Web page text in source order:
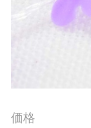
価格